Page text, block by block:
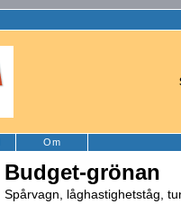
Om
Budget-grönan
Spårvagn, låghastighetståg,